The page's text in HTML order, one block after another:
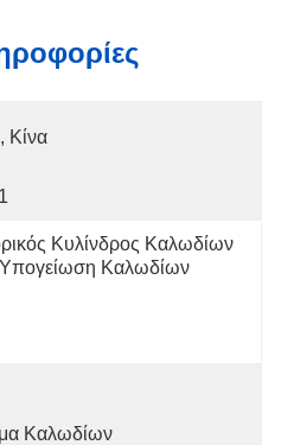
Κίνα
Κυλίνδρος Καλωδίων
Υπογείωση Καλωδίων
Καλωδίων